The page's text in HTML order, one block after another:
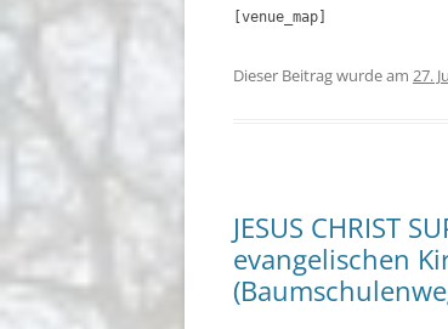
[venue_map]
Dieser Beitrag wurde am 27.
JESUS CHRIST
evangelischen